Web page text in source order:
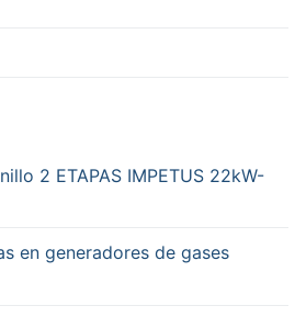
2 ETAPAS IMPETUS 22kW-
en generadores de gases